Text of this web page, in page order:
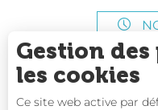
Gestion
les cookies
Ce site web active par